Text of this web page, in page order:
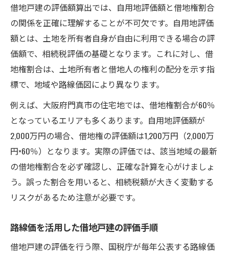
借地戸建の評価額算出では、自用地評価額と借地権割合
の関係を正確に理解することが不可欠です。自用地評価
額とは、土地を所有者自身が自由に利用できる場合の評
価額で、相続税評価の基礎となります。これに対し、借
地権割合は、土地所有者と借地人の権利の配分を示す指
標で、地域や路線価図により異なります。
例えば、大阪府門真市の住宅地では、借地権割合が60％
となっているエリアも多くあります。自用地評価額が
2,000万円の場合、借地権の評価額は1,200万円（2,000万
円×60％）となります。実際の評価では、該当地域の最新
の借地権割合を必ず確認し、正確な計算を心がけましょ
う。誤った割合を用いると、相続税額が大きく変動する
リスクがあるため注意が必要です。
路線価を活用した借地戸建の評価手順
借地戸建の評価を行う際、国税庁が毎年公表する路線価